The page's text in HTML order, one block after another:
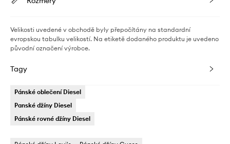
Velikosti uvedené v obchodě byly přepočítány na standardní
evropskou tabulku velikostí. Na etiketě dodaného produktu je uvedeno
původní označení výrobce.
Tagy
Pánské oblečení Diesel
Panské džíny Diesel
Pánské rovné džíny Diesel